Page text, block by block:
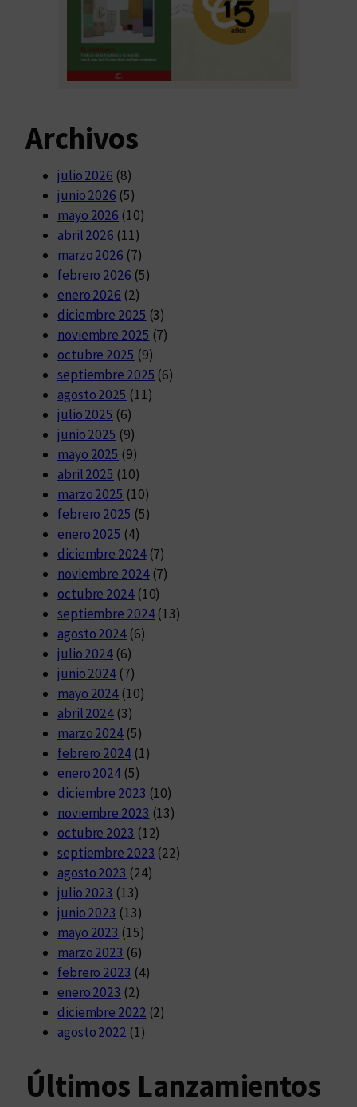
Archivos
julio 2026 (8)
junio 2026 (5)
mayo 2026 (10)
abril 2026 (11)
marzo 2026 (7)
febrero 2026 (5)
enero 2026 (2)
diciembre 2025 (3)
noviembre 2025 (7)
octubre 2025 (9)
septiembre 2025 (6)
agosto 2025 (11)
julio 2025 (6)
junio 2025 (9)
mayo 2025 (9)
abril 2025 (10)
marzo 2025 (10)
febrero 2025 (5)
enero 2025 (4)
diciembre 2024(7)
noviembre 2024(7)
octubre 2024(10)
septiembre 2024(13)
agosto 2024(6)
julio 2024 (6)
junio 2024 (7)
mayo 2024 (10)
abril 2024 (3)
marzo 2024 (5)
febrero 2024(1)
enero 2024 (5)
diciembre 2023 (10)
noviembre 2023 (13)
octubre 2023 (12)
septiembre 2023 (22)
agosto 2023 (24)
julio 2023 (13)
junio 2023 (13)
mayo 2023 (15)
marzo 2023 (6)
febrero 2023 (4)
enero 2023 (2)
diciembre 2022 (2)
agosto 2022 (1)
Últimos Lanzamientos